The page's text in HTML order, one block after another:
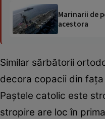
Marinarii de
acestora
Similar sărbătorii
decora copacii din
Paștele catolic este
stropire are loc în